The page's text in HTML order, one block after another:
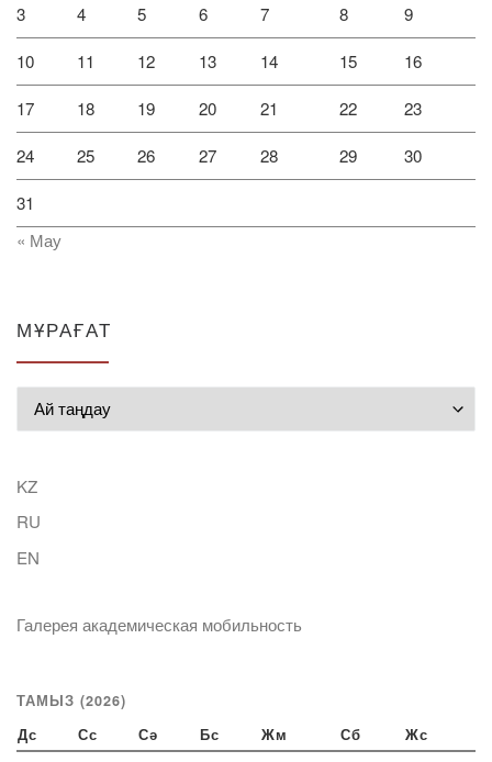
3 4 5 6 7 8 9
10 11 12 13 14 15 16
17 18 19 20 21 22 23
24 25 26 27 28 29 30
31
« Мау
МҰРАҒАТ
KZ
RU
EN
Галерея академическая мобильность
ТАМЫЗ (2026)
Дс Сс Сә Бс Жм Сб Жс